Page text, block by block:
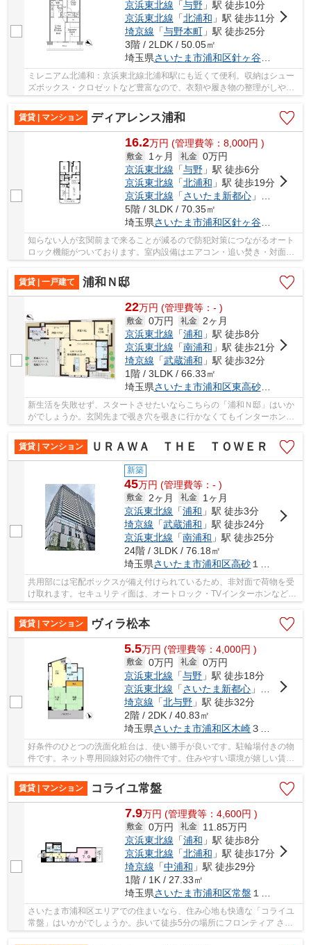
京浜東北線 「与野」駅 徒歩10分
京浜東北線 「北浦和 」駅 徒歩11分
埼京線 「与野本町」駅 徒歩25分
3階 / 2LDK / 50.05㎡
埼玉県さいたま市浦和区針ヶ谷１丁目５-
ミレニアム北浦和：京浜東北線北浦和駅にも近くて便利。収納はシュー
ズボックス・クロゼットなど豊富なので、衣類や履き物の整理がしやす
賃貸 | マンション
ディアレンス浦和
16.2万円 (管理費等：8,000円 )
敷金 1ヶ月 礼金 0万円
京浜東北線 「与野」駅 徒歩6分
京浜東北線 「北浦和 」駅 徒歩19分
京浜東北線 「さいたま新都心」駅 徒歩20分
5階 / 3LDK / 70.35㎡
埼玉県さいたま市浦和区針ヶ谷３丁目１
知らない人が玄関前まで来ることが減るので防犯対策につながるオート
ロック機能がついております。室内設備はエアコン・追い焚き・対面式
賃貸 | 一戸建て
浦和Ｎ邸
22万円 (管理費等：- )
敷金 0万円 礼金
2ヶ月
京浜東北線 「浦和 」駅 徒歩8分
京浜東北線 「南浦和 」駅 徒歩21分
埼京線 「武蔵浦和 」駅 徒歩32分
1階 / 3LDK / 66.33㎡
埼玉県さいたま市浦和区東高砂町
新生活を失敗せず、スタートさせたいならこちらの「浦和Ｎ邸」はいか
がでしょうか。玄関先まで覗き穴を覗きに行かなくてもインターホン越
賃貸 | マンション
ＵＲＡＷＡ ＴＨＥ ＴＯＷＥＲ
新築
45万円 (管理費等：- )
敷金 2ヶ月 礼金
1ヶ月
京浜東北線 「浦和 」駅 徒歩3分
埼京線 「武蔵浦和 」駅 徒歩24分
京浜東北線 「南浦和 」駅 徒歩25分
24階 / 3LDK / 76.18㎡
埼玉県さいたま市浦和区高砂 １丁目１０－８
共用部には宅配ボックスが備え付けられているため、非対面で荷物を受
け取れます。セキュリティ面は、オートロック・TVインターホンなど充
実しているので安心して生活できます。室内設...
賃貸 | マンション
ヴィラ松本
5.5万円 (管理費等：4,000円 )
敷金 0万円 礼金 0万円
京浜東北線 「与野 」駅 徒歩18分
京浜東北線 「さいたま新都心 」駅 徒歩28分
埼京線 「北与野 」駅 徒歩32分
2階 / 2DK / 40.83㎡
埼玉県さいたま市浦和区木崎３丁目１-２２
好条件のひとつの洗面化粧台は、使い勝手が良いです。駐輪場付きの物
件です。ネット専用回線対応の物件です。住みやすい環境が嬉しい賃貸
物件です。2沿線利用可能な利便性の高い物件で...
賃貸 | マンション
コライユ常盤
7.9万円 (管理費等：4,600円 )
敷金 0万円 礼金
11.85万円
京浜東北線 「浦和 」駅 徒歩8分
京浜東北線 「北浦和 」駅 徒歩17分
埼京線 「中浦和 」駅 徒歩29分
1階 / 1K / 27.33㎡
埼玉県さいたま市浦和区常盤 １丁目３-１８
さいたま市浦和区エリアでの住まいなら、住み心地も快適な「コライユ
常盤」はいかがでしょうか。歩いて徒歩5分の場所にフロンティア さい
たま営業所もあります。当社では、京浜東北線...